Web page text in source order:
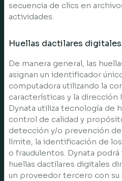
secuencia de clics en
actividades.
Huellas dactilares
De manera general, las
asignan un identificador
computadora utilizando la
características y la dirección
Dynata utiliza tecnología de
control de calidad y
detección y/o prevención
límite, la identificación de
o fraudulentos. Dynata
huellas dactilares digitales
un proveedor tercero con